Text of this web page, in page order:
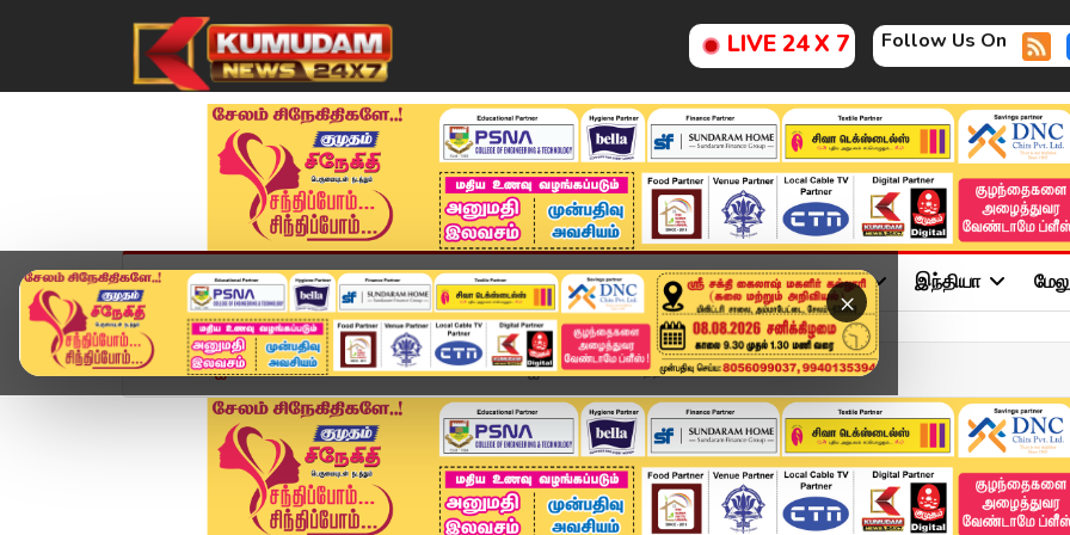
LIVE 24 X 7 Follow Us On
×
முகப்பு விளையாட்டு அண்மை தமிழ்நாடு சினிமா அரசியல் விளையாட்டு இந்தியா
Home ஐபிஎல் 2025 RCB VS PBKS IPL FINAL: ஐபிஎல் 2025 வெற்றி கோப...